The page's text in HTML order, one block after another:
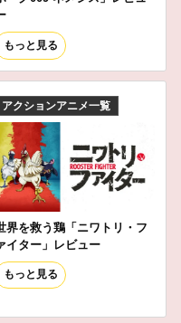
もっと見る
アクションアニメ一覧
界を救う鶏「ニワトリ・フ
イター」レビュー
もっと見る